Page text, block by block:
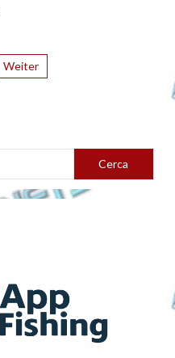
Weiter
Cerca